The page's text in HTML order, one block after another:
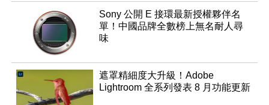
Sony 公開 E 接環最新授權夥伴名
單！中國品牌全數榜上無名耐人尋
味
遮罩精細度大升級！Adobe
Lightroom 全系列發表 8 月功能更新